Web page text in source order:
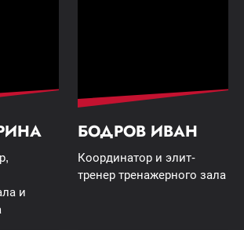
и
БОДРОВ ИВАН
Координатор и элит-
тренер тренажерного зала